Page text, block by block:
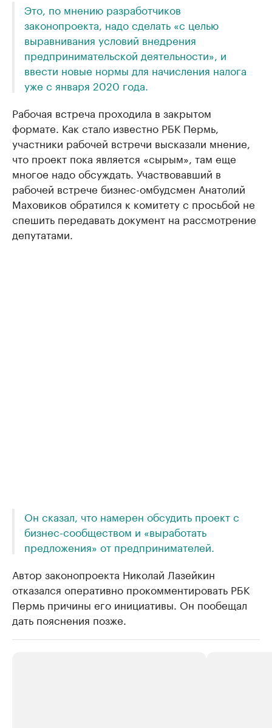
Это, по мнению разработчиков
законопроекта, надо сделать «с целью
выравнивания условий внедрения
предпринимательской деятельности», и
ввести новые нормы для начисления налога
уже с января 2020 года.
Рабочая встреча проходила в закрытом
формате. Как стало известно РБК Пермь,
участники рабочей встречи высказали мнение,
что проект пока является «сырым», там еще
многое надо обсуждать. Участвовавший в
рабочей встрече бизнес-омбудсмен Анатолий
Маховиков обратился к комитету с просьбой не
спешить передавать документ на рассмотрение
депутатами.
Он сказал, что намерен обсудить проект с
бизнес-сообществом и «выработать
предложения» от предпринимателей.
Автор законопроекта Николай Лазейкин
отказался оперативно прокомментировать РБК
Пермь причины его инициативы. Он пообещал
дать пояснения позже.